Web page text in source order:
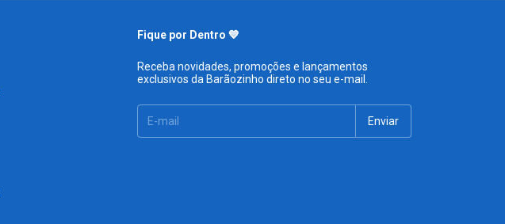
Fique por Dentro 💙
Receba novidades, promoções e lançamentos
exclusivos da Barãozinho direto no seu e-mail.